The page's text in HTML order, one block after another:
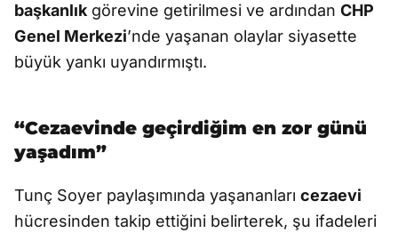
başkanlık görevine getirilmesi ve ardından CHP
Genel Merkezi’nde yaşanan olaylar siyasette
büyük yankı uyandırmıştı.
“Cezaevinde geçirdiğim en zor günü
yaşadım”
Tunç Soyer paylaşımında yaşananları cezaevi
hücresinden takip ettiğini belirterek, şu ifadeleri